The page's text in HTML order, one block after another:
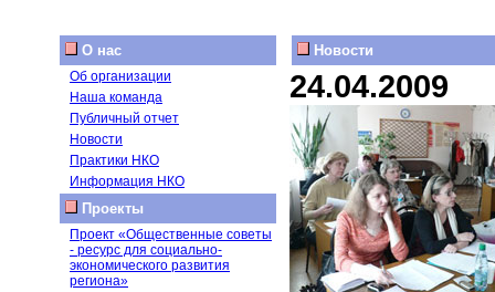
О нас
Об организации
Наша команда
Публичный отчет
Новости
Практики НКО
Информация НКО
Проекты
Проект «Общественные советы
- ресурс для социально-
экономического развития
региона»
Новости
24.04.2009